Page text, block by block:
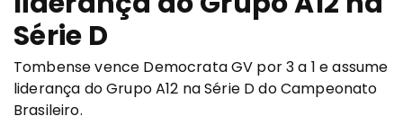
Série D
Tombense vence Democrata GV por 3 a 1 e assume
liderança do Grupo A12 na Série D do Campeonato
Brasileiro.